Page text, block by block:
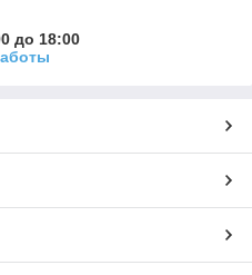
до 18:00